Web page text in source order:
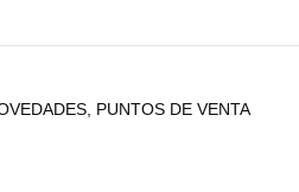
, PUNTOS DE VENTA